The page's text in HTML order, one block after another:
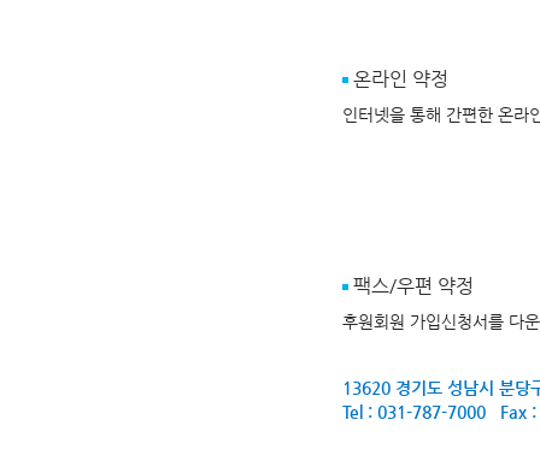
온라인 약정
인터넷을 통해 간편한 온라
팩스/우편 약정
후원회원 가입신청서를 다
13620 경기도 성남시 분당
Tel : 031-787-7000 Fax